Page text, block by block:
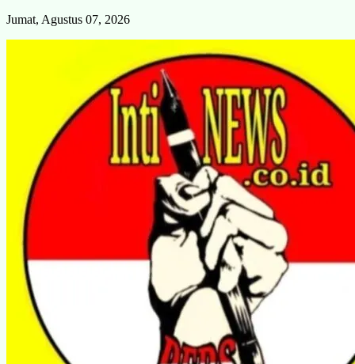
Skip
Jumat, Agustus 07, 2026